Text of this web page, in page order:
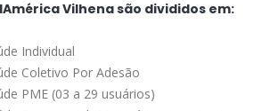
Vilhena são divididos em:
Individual
Coletivo Por Adesão
PME (03 a 29 usuários)